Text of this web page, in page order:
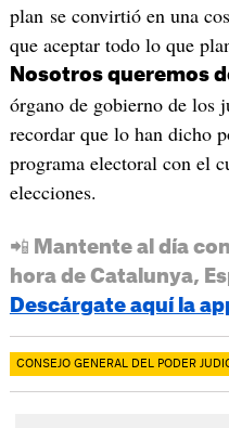
plan se convirtió en una
que aceptar todo lo que
Nosotros queremos
órgano de gobierno de los
recordar que lo han dicho
programa electoral con el
elecciones.
📲 Mantente al día
hora de Catalunya,
Descárgate aquí la
CONSEJO GENERAL DEL PODER